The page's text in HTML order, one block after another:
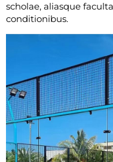
scholae, aliasque
conditionibus.